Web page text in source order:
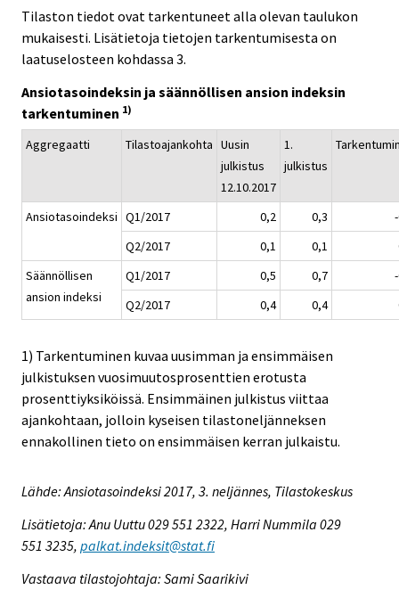
Tilaston tiedot ovat tarkentuneet alla olevan taulukon
mukaisesti. Lisätietoja tietojen tarkentumisesta on
laatuselosteen kohdassa 3.
Ansiotasoindeksin ja säännöllisen ansion indeksin
tarkentuminen 1)
Aggregaatti Tilastoajankohta Uusin
julkistus
12.10.2017
1.
julkistus
Ansiotasoindeksi Q1/2017 0,2 0,3
Q2/2017
0,1 0,1
Säännöllisen
ansion indeksi
Q1/2017 0,5 0,7
Q2/2017
0,4 0,4
1) Tarkentuminen kuvaa uusimman ja ensimmäisen
julkistuksen vuosimuutosprosenttien erotusta
prosenttiyksiköissä. Ensimmäinen julkistus viittaa
ajankohtaan, jolloin kyseisen tilastoneljänneksen
ennakollinen tieto on ensimmäisen kerran julkaistu.
Lähde: Ansiotasoindeksi 2017, 3. neljännes, Tilastokeskus
Lisätietoja: Anu Uuttu 029 551 2322, Harri Nummila 029
551 3235, palkat.indeksit@stat.fi
Vastaava tilastojohtaja: Sami Saarikivi